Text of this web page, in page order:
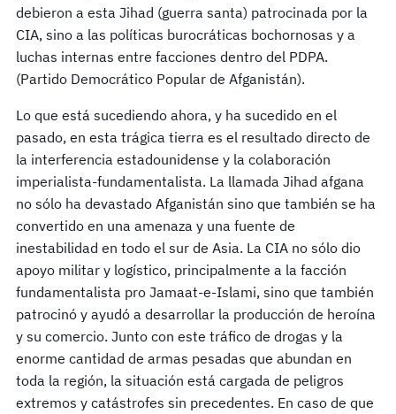
debieron a esta Jihad (guerra santa) patrocinada por la
CIA, sino a las políticas burocráticas bochornosas y a
luchas internas entre facciones dentro del PDPA.
(Partido Democrático Popular de Afganistán).
Lo que está sucediendo ahora, y ha sucedido en el
pasado, en esta trágica tierra es el resultado directo de
la interferencia estadounidense y la colaboración
imperialista-fundamentalista. La llamada Jihad afgana
no sólo ha devastado Afganistán sino que también se ha
convertido en una amenaza y una fuente de
inestabilidad en todo el sur de Asia. La CIA no sólo dio
apoyo militar y logístico, principalmente a la facción
fundamentalista pro Jamaat-e-Islami, sino que también
patrocinó y ayudó a desarrollar la producción de heroína
y su comercio. Junto con este tráfico de drogas y la
enorme cantidad de armas pesadas que abundan en
toda la región, la situación está cargada de peligros
extremos y catástrofes sin precedentes. En caso de que